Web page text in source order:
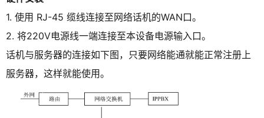
1. 使用 RJ-45 缆线连接至网络话机的WAN口。
2. 将220V电源线一端连接至本设备电源输入口。
话机与服务器的连接如下图，只要网络能通就能正常注册上
服务器，这样就能使用。